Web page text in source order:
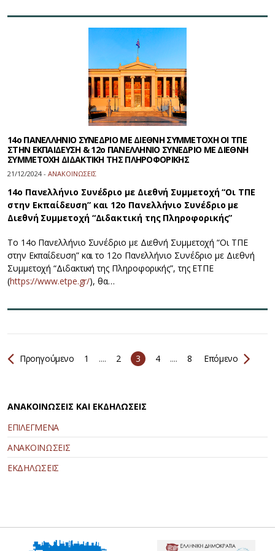
14ο ΠΑΝΕΛΛΗΝΙΟ ΣΥΝΕΔΡΙΟ ΜΕ ΔΙΕΘΝΗ ΣΥΜΜΕΤΟΧΗ ΟΙ ΤΠΕ
ΣΤΗΝ ΕΚΠΑΙΔΕΥΣΗ & 12ο ΠΑΝΕΛΛΗΝΙΟ ΣΥΝΕΔΡΙΟ ΜΕ ΔΙΕΘΝΗ
ΣΥΜΜΕΤΟΧΗ ΔΙΔΑΚΤΙΚΗ ΤΗΣ ΠΛΗΡΟΦΟΡΙΚΗΣ
21/12/2024 - ΑΝΑΚΟΙΝΩΣΕΙΣ
14ο Πανελλήνιο Συνέδριο με Διεθνή Συμμετοχή “Οι ΤΠΕ
στην Εκπαίδευση” και 12ο Πανελλήνιο Συνέδριο με
Διεθνή Συμμετοχή “Διδακτική της Πληροφορικής”
Το 14ο Πανελλήνιο Συνέδριο με Διεθνή Συμμετοχή “Οι ΤΠΕ
στην Εκπαίδευση” και το 12ο Πανελλήνιο Συνέδριο με Διεθνή
Συμμετοχή “Διδακτική της Πληροφορικής”, της ΕΤΠΕ
(https://www.etpe.gr/), θα…
Προηγούμενο 1 .... 2 3 4 .... 8 Επόμενο
ΑΝΑΚΟΙΝΩΣΕΙΣ ΚΑΙ ΕΚΔΗΛΩΣΕΙΣ
ΕΠΙΛΕΓΜΕΝΑ
ΑΝΑΚΟΙΝΩΣΕΙΣ
ΕΚΔΗΛΩΣΕΙΣ